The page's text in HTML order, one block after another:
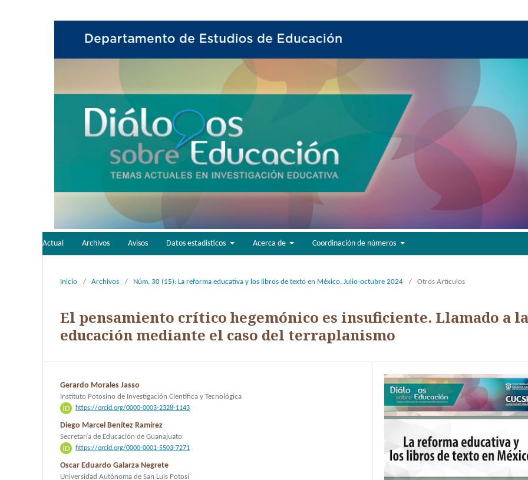
Actual Archivos Avisos Datos estadísticos Acerca de Coordinación de números
Inicio / Archivos / Núm. 30 (15): La reforma educativa y los libros de texto en México. Julio-octubre 2024 / Otros Articulos
El pensamiento crítico hegemónico es insuficiente. Llamado a la
educación mediante el caso del terraplanismo
Gerardo Morales Jasso
Instituto Potosino de Investigación Científica y Tecnológica
https://orcid.org/0000-0003-2328-1143
Diego Marcel Benítez Ramírez
Secretaría de Educación de Guanajuato
https://orcid.org/0000-0001-5503-7271
Oscar Eduardo Galarza Negrete
Universidad Autónoma de San Luis Potosí